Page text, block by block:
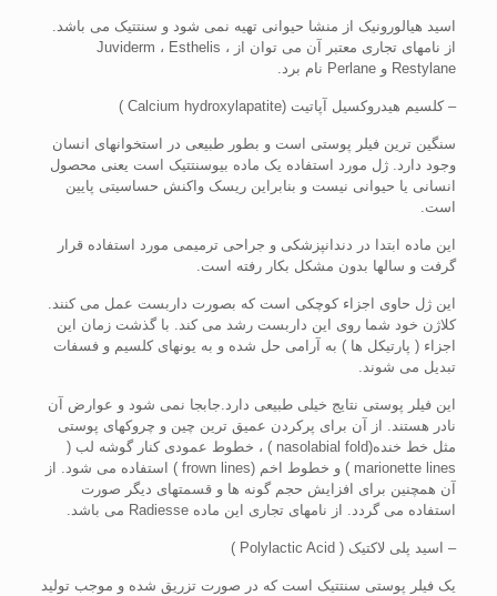
اسید هیالورونیک از منشا حیوانی تهیه نمی شود و سنتتیک می باشد.
از نامهای تجاری معتبر آن می توان از Juviderm ، Esthelis ،
Restylane و Perlane نام برد.
– کلسیم هیدروکسیل آپاتیت (Calcium hydroxylapatite )
سنگین ترین فیلر پوستی است و بطور طبیعی در استخوانهای انسان
وجود دارد. ژل مورد استفاده یک ماده بیوسنتتیک است یعنی محصول
انسانی یا حیوانی نیست و بنابراین ریسک واکنش حساسیتی پایین
است.
این ماده ابتدا در دندانپزشکی و جراحی ترمیمی مورد استفاده قرار
گرفت و سالها بدون مشکل بکار رفته است.
این ژل حاوی اجزاء کوچکی است که بصورت داربست عمل می کنند.
کلاژن خود شما روی این داربست رشد می کند. با گذشت زمان این
اجزاء ( پارتیکل ها ) به آرامی حل شده و به یونهای کلسیم و فسفات
تبدیل می شوند.
این فیلر پوستی نتایج خیلی طبیعی دارد.جابجا نمی شود و عوارض آن
نادر هستند. از آن برای پرکردن عمیق ترین چین و چروکهای پوستی
مثل خط خنده(nasolabial fold ) ، خطوط عمودی کنار گوشه لب (
marionette lines ) و خطوط اخم (frown lines ) استفاده می شود. از
آن همچنین برای افزایش حجم گونه ها و قسمتهای دیگر صورت
استفاده می گردد. از نامهای تجاری این ماده Radiesse می باشد.
– اسید پلی لاکتیک ( Polylactic Acid )
یک فیلر پوستی سنتتیک است که در صورت تزریق شده و موجب تولید